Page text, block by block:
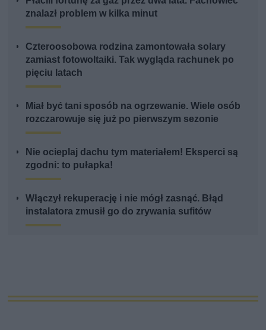
znalazł problem w kilka minut
Czteroosobowa rodzina zamontowała solary
zamiast fotowoltaiki. Tak wygląda rachunek po
pięciu latach
Miał być tani sposób na ogrzewanie. Wiele osób
rozczarowuje się już po pierwszym sezonie
Nie ocieplaj dachu tym materiałem! Eksperci są
zgodni: to pułapka!
Włączył rekuperację i nie mógł zasnąć. Błąd
instalatora zmusił go do zrywania sufitów